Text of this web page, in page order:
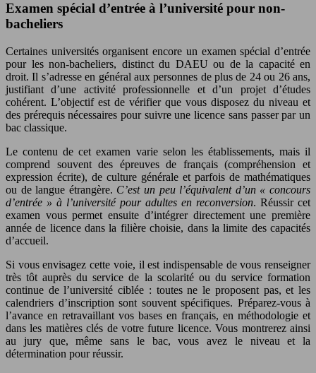
Examen spécial d’entrée à l’université pour non-
bacheliers
Certaines universités organisent encore un examen spécial d’entrée
pour les non-bacheliers, distinct du DAEU ou de la capacité en
droit. Il s’adresse en général aux personnes de plus de 24 ou 26 ans,
justifiant d’une activité professionnelle et d’un projet d’études
cohérent. L’objectif est de vérifier que vous disposez du niveau et
des prérequis nécessaires pour suivre une licence sans passer par un
bac classique.
Le contenu de cet examen varie selon les établissements, mais il
comprend souvent des épreuves de français (compréhension et
expression écrite), de culture générale et parfois de mathématiques
ou de langue étrangère. C’est un peu l’équivalent d’un « concours
d’entrée » à l’université pour adultes en reconversion. Réussir cet
examen vous permet ensuite d’intégrer directement une première
année de licence dans la filière choisie, dans la limite des capacités
d’accueil.
Si vous envisagez cette voie, il est indispensable de vous renseigner
très tôt auprès du service de la scolarité ou du service formation
continue de l’université ciblée : toutes ne le proposent pas, et les
calendriers d’inscription sont souvent spécifiques. Préparez-vous à
l’avance en retravaillant vos bases en français, en méthodologie et
dans les matières clés de votre future licence. Vous montrerez ainsi
au jury que, même sans le bac, vous avez le niveau et la
détermination pour réussir.